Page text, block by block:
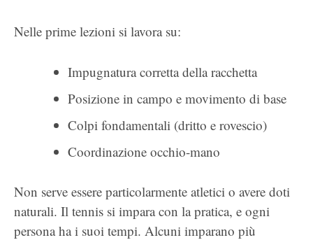
Nelle prime lezioni si lavora su:
Impugnatura corretta della racchetta
Posizione in campo e movimento di base
Colpi fondamentali (dritto e rovescio)
Coordinazione occhio-mano
Non serve essere particolarmente atletici o avere doti
naturali. Il tennis si impara con la pratica, e ogni
persona ha i suoi tempi. Alcuni imparano più